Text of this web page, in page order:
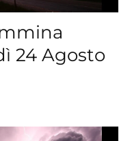
24 Agosto